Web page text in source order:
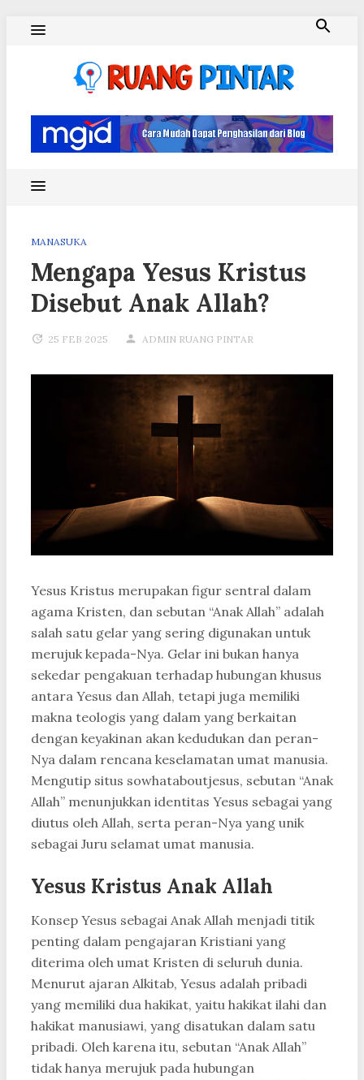
MANASUKA
Mengapa Yesus Kristus
Disebut Anak Allah?
25 FEB 2025 ADMIN RUANG PINTAR
Yesus Kristus merupakan figur sentral dalam
agama Kristen, dan sebutan “Anak Allah” adalah
salah satu gelar yang sering digunakan untuk
merujuk kepada-Nya. Gelar ini bukan hanya
sekedar pengakuan terhadap hubungan khusus
antara Yesus dan Allah, tetapi juga memiliki
makna teologis yang dalam yang berkaitan
dengan keyakinan akan kedudukan dan peran-
Nya dalam rencana keselamatan umat manusia.
Mengutip situs sowhataboutjesus, sebutan “Anak
Allah” menunjukkan identitas Yesus sebagai yang
diutus oleh Allah, serta peran-Nya yang unik
sebagai Juru selamat umat manusia.
Yesus Kristus Anak Allah
Konsep Yesus sebagai Anak Allah menjadi titik
penting dalam pengajaran Kristiani yang
diterima oleh umat Kristen di seluruh dunia.
Menurut ajaran Alkitab, Yesus adalah pribadi
yang memiliki dua hakikat, yaitu hakikat ilahi dan
hakikat manusiawi, yang disatukan dalam satu
pribadi. Oleh karena itu, sebutan “Anak Allah”
tidak hanya merujuk pada hubungan